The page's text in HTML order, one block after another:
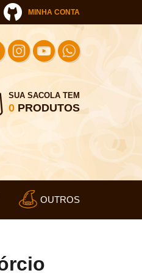
MINHA CONTA
SUA SACOLA TEM
0PRODUTOS
OUTROS